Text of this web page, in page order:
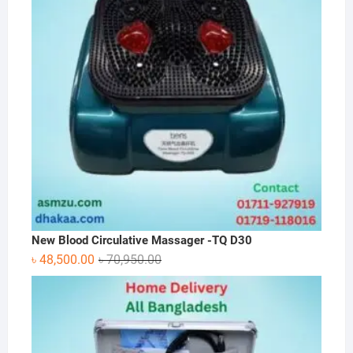
New Blood Circulative Massager -TQ D30
৳70,950.00Original
price
was:
৳ 70,950.00.
৳ 48,500.00
Current
price
is:
৳ 48,500.00.